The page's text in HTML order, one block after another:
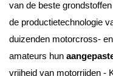
van de beste
de productietechnologie
duizenden motorcross-
amateurs hun
vrijheid van motorrijden -